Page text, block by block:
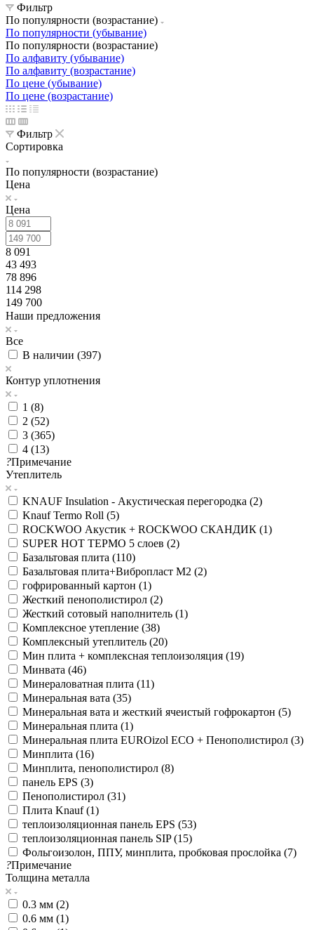
Фильтр
По популярности (возрастание)
По популярности (убывание)
По популярности (возрастание)
По алфавиту (убывание)
По алфавиту (возрастание)
По цене (убывание)
По цене (возрастание)
Фильтр
Сортировка
По популярности (возрастание)
Цена
Цена
8 091
43 493
78 896
114 298
149 700
Наши предложения
Все
В наличии (397)
Контур уплотнения
1 (8)
2 (52)
3 (365)
4 (13)
?Примечание
Утеплитель
KNAUF Insulation - Акустическая перегородка (2)
Knauf Termo Roll (5)
ROCKWOO Акустик + ROCKWOO СКАНДИК (1)
SUPER НОТ ТЕРМО 5 слоев (2)
Базальтовая плита (110)
Базальтовая плита+Вибропласт М2 (2)
гофрированный картон (1)
Жесткий пенополистирол (2)
Жесткий сотовый наполнитель (1)
Комплексное утепление (38)
Комплексный утеплитель (20)
Мин плита + комплексная теплоизоляция (19)
Минвата (46)
Минераловатная плита (11)
Минеральная вата (35)
Минеральная вата и жесткий ячеистый гофрокартон (5)
Минеральная плита (1)
Минеральная плита EUROizol ECO + Пенополистирол (3)
Минплита (16)
Минплита, пенополистирол (8)
панель EPS (3)
Пенополистирол (31)
Плита Knauf (1)
теплоизоляционная панель EPS (53)
теплоизоляционная панель SIP (15)
Фольгоизолон, ППУ, минплита, пробковая прослойка (7)
?Примечание
Толщина металла
0.3 мм (2)
0.6 мм (1)